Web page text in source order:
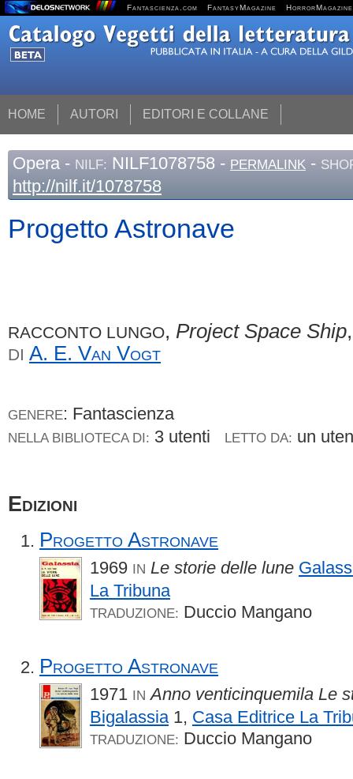
Fantascienza.com FantasyMagazine HorrorMagazine
HOME AUTORI EDITORI E COLLANE
Opera - NILF: NILF1078758 - PERMALINK -
http://nilf.it/1078758
Progetto Astronave
RACCONTO LUNGO, Project Space Ship
DI A. E. Van Vogt
GENERE: Fantascienza
NELLA BIBLIOTECA DI: 3 utenti LETTO DA: un
Edizioni
Progetto Astronave
1969 IN Le storie delle lune
La Tribuna
TRADUZIONE: Duccio Mangano
Progetto Astronave
1971 IN Anno venticinquemila Le
Bigalassia 1, Casa Editrice La
TRADUZIONE: Duccio Mangano